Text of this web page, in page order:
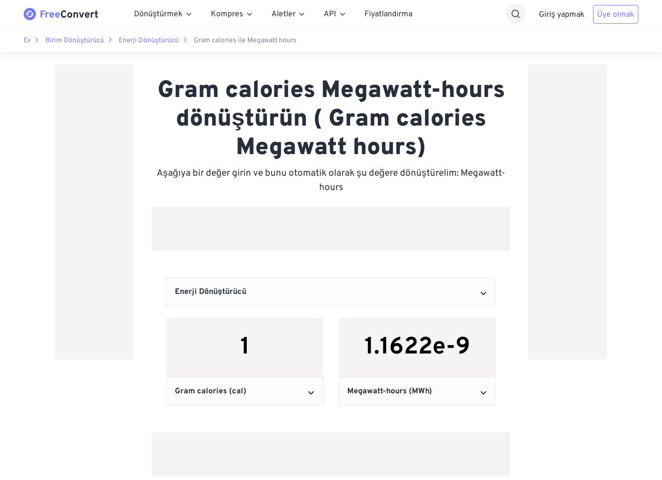
Dönüştürmek Kompres Aletler API Fiyatlandırma Giriş yapmak Üye olmak
Ev Birim Dönüştürücü Enerji Dönüştürücü Gram calories ile Megawatt hours
Gram calories Megawatt-hours
dönüştürün ( Gram calories
Megawatt hours)
Aşağıya bir değer girin ve bunu otomatik olarak şu değere dönüştürelim: Megawatt-
hours